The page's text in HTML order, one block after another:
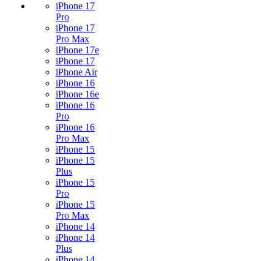
iPhone 17
Pro
iPhone 17
Pro Max
iPhone 17e
iPhone 17
iPhone Air
iPhone 16
iPhone 16e
iPhone 16
Pro
iPhone 16
Pro Max
iPhone 15
iPhone 15
Plus
iPhone 15
Pro
iPhone 15
Pro Max
iPhone 14
iPhone 14
Plus